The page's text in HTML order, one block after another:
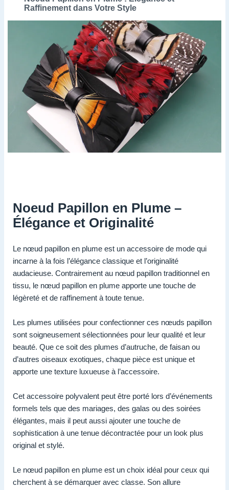
Raffinement dans Votre Style
Noeud Papillon en Plume –
Élégance et Originalité
Le nœud papillon en plume est un accessoire de mode qui
incarne à la fois l’élégance classique et l’originalité
audacieuse. Contrairement au nœud papillon traditionnel en
tissu, le nœud papillon en plume apporte une touche de
légèreté et de raffinement à toute tenue.
Les plumes utilisées pour confectionner ces nœuds papillon
sont soigneusement sélectionnées pour leur qualité et leur
beauté. Que ce soit des plumes d’autruche, de faisan ou
d’autres oiseaux exotiques, chaque pièce est unique et
apporte une texture luxueuse à l’accessoire.
Cet accessoire polyvalent peut être porté lors d’événements
formels tels que des mariages, des galas ou des soirées
élégantes, mais il peut aussi ajouter une touche de
sophistication à une tenue décontractée pour un look plus
original et stylé.
Le nœud papillon en plume est un choix idéal pour ceux qui
cherchent à se démarquer avec classe. Son allure